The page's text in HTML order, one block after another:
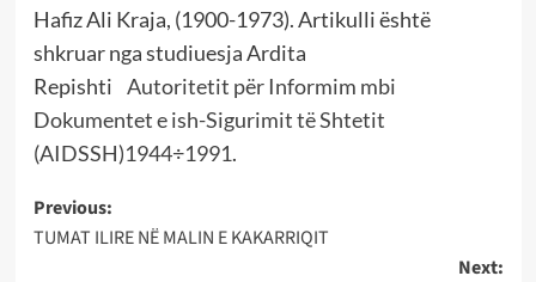
Hafiz Ali Kraja, (1900-1973). Artikulli është
shkruar nga studiuesja Ardita
Repishti Autoritetit për Informim mbi
Dokumentet e ish-Sigurimit të Shtetit
(AIDSSH)1944÷1991.
Post
navigation
Previous:
TUMAT ILIRE NË MALIN E KAKARRIQIT
Next: